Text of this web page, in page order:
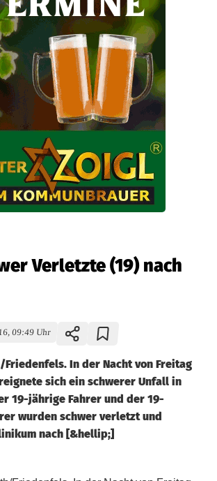
Verletzte (19) nach
09:49 Uhr
Friedenfels. In der Nacht von Freitag
sich ein schwerer Unfall in
19-jährige Fahrer und der 19-
wurden schwer verletzt und
nach [&hellip;]